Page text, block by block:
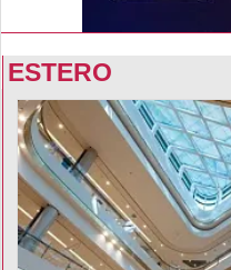
ESTERO